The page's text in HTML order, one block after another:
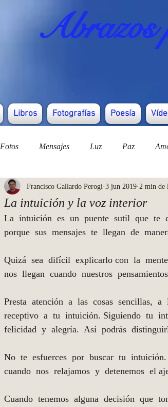
Abrazos
Libros Fotografías Poesía
Fotos Mensajes Luz Paz
La intuición y la voz interior
Francisco Gallardo Perogi 3 jun 2019 2 min de
La  intuición  es  un  puente  sutil  que  te
porque  sus  mensajes  te  llegan  de
Quizá  sea  difícil  explicarlo con  la
nos  llegan  cuando  nuestros
Presta  atención  a  las  cosas  sencillas,
receptivo  a  tu  intuición. Siguiendo  tu
felicidad  y  alegría.  Así  podrás
No  te  esfuerces  por  buscar  tu
cuando  nos  relajamos  y  detenemos  el
Cuando  tenemos  alguna  decisión  que